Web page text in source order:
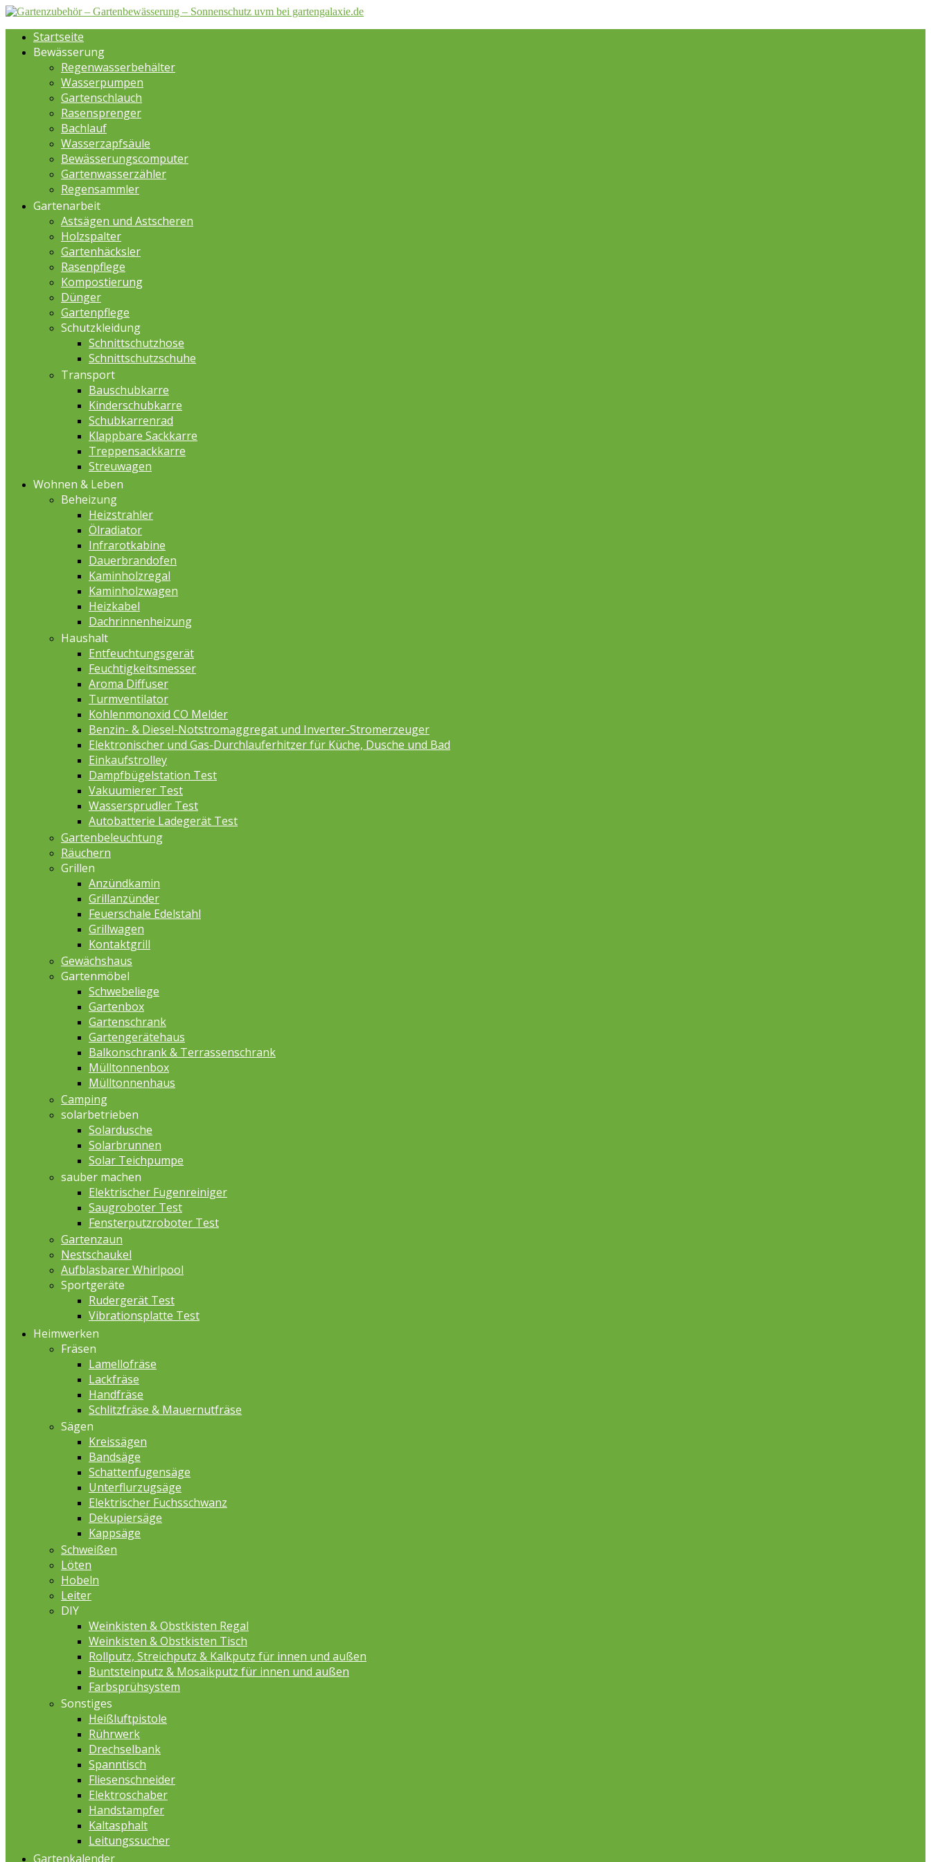
Startseite
Bewässerung
Regenwasserbehälter
Wasserpumpen
Gartenschlauch
Rasensprenger
Bachlauf
Wasserzapfsäule
Bewässerungscomputer
Gartenwasserzähler
Regensammler
Gartenarbeit
Astsägen und Astscheren
Holzspalter
Gartenhäcksler
Rasenpflege
Kompostierung
Dünger
Gartenpflege
Schutzkleidung
Schnittschutzhose
Schnittschutzschuhe
Transport
Bauschubkarre
Kinderschubkarre
Schubkarrenrad
Klappbare Sackkarre
Treppensackkarre
Streuwagen
Wohnen & Leben
Beheizung
Heizstrahler
Ölradiator
Infrarotkabine
Dauerbrandofen
Kaminholzregal
Kaminholzwagen
Heizkabel
Dachrinnenheizung
Haushalt
Entfeuchtungsgerät
Feuchtigkeitsmesser
Aroma Diffuser
Turmventilator
Kohlenmonoxid CO Melder
Benzin- & Diesel-Notstromaggregat und Inverter-Stromerzeuger
Elektronischer und Gas-Durchlauferhitzer für Küche, Dusche und Bad
Einkaufstrolley
Dampfbügelstation Test
Vakuumierer Test
Wassersprudler Test
Autobatterie Ladegerät Test
Gartenbeleuchtung
Räuchern
Grillen
Anzündkamin
Grillanzünder
Feuerschale Edelstahl
Grillwagen
Kontaktgrill
Gewächshaus
Gartenmöbel
Schwebeliege
Gartenbox
Gartenschrank
Gartengerätehaus
Balkonschrank & Terrassenschrank
Mülltonnenbox
Mülltonnenhaus
Camping
solarbetrieben
Solardusche
Solarbrunnen
Solar Teichpumpe
sauber machen
Elektrischer Fugenreiniger
Saugroboter Test
Fensterputzroboter Test
Gartenzaun
Nestschaukel
Aufblasbarer Whirlpool
Sportgeräte
Rudergerät Test
Vibrationsplatte Test
Heimwerken
Fräsen
Lamellofräse
Lackfräse
Handfräse
Schlitzfräse & Mauernutfräse
Sägen
Kreissägen
Bandsäge
Schattenfugensäge
Unterflurzugsäge
Elektrischer Fuchsschwanz
Dekupiersäge
Kappsäge
Schweißen
Löten
Hobeln
Leiter
DIY
Weinkisten & Obstkisten Regal
Weinkisten & Obstkisten Tisch
Rollputz, Streichputz & Kalkputz für innen und außen
Buntsteinputz & Mosaikputz für innen und außen
Farbsprühsystem
Sonstiges
Heißluftpistole
Rührwerk
Drechselbank
Spanntisch
Fliesenschneider
Elektroschaber
Handstampfer
Kaltasphalt
Leitungssucher
Gartenkalender